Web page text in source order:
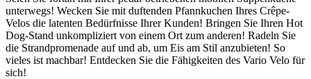
unterwegs! Wecken Sie mit duftenden Pfannkuchen Ihres Crêpe-
Velos die latenten Bedürfnisse Ihrer Kunden! Bringen Sie Ihren Hot
Dog-Stand unkompliziert von einem Ort zum anderen! Radeln Sie
die Strandpromenade auf und ab, um Eis am Stil anzubieten! So
vieles ist machbar! Entdecken Sie die Fähigkeiten des Vario Velo für
sich!